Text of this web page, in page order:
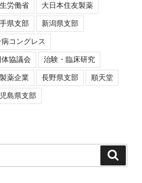
労働省 大日本住友製薬
県支部 新潟県支部
コングレス
協議会 治験・臨床研究
製薬企業 長野県支部 順天堂
島県支部